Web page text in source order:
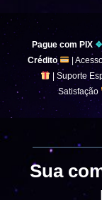
Pague com PIX❖
Crédito
|
| Suporte
Satisfação
Sua